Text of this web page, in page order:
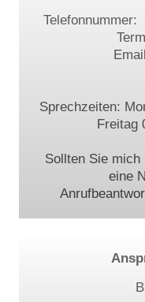
Email:
Sprechzeiten:
Freitag
Sollten Sie
eine